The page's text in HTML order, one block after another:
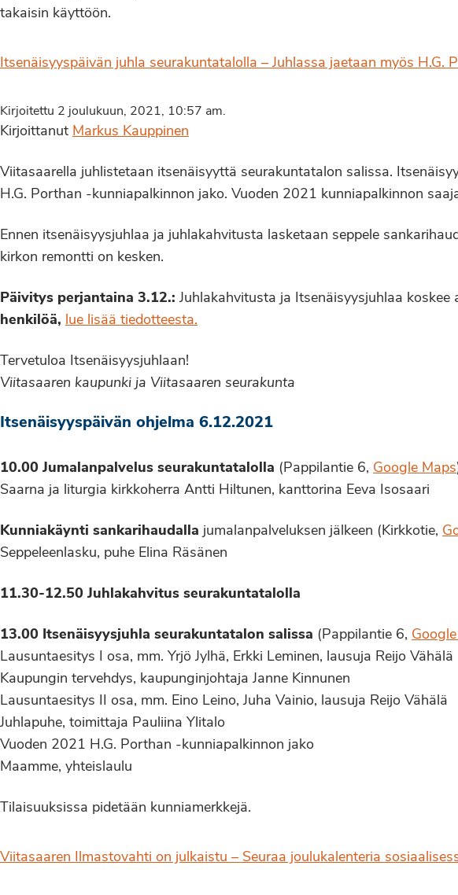
takaisin käyttöön.
Itsenäisyyspäivän juhla seurakuntatalolla – Juhlassa jaetaan myös H.G.
Kirjoitettu 2 joulukuun, 2021, 10:57 am.
Kirjoittanut Markus Kauppinen
Viitasaarella juhlistetaan itsenäisyyttä seurakuntatalon salissa.
H.G. Porthan -kunniapalkinnon jako. Vuoden 2021 kunniapalkinnon
Ennen itsenäisyysjuhlaa ja juhlakahvitusta lasketaan seppele
kirkon remontti on kesken.
Päivitys perjantaina 3.12.: Juhlakahvitusta ja Itsenäisyysjuhlaa
henkilöä, lue lisää tiedotteesta.
Tervetuloa Itsenäisyysjuhlaan!
Viitasaaren kaupunki ja Viitasaaren seurakunta
Itsenäisyyspäivän ohjelma 6.12.2021
10.00 Jumalanpalvelus seurakuntatalolla (Pappilantie 6, Google Maps
Saarna ja liturgia kirkkoherra Antti Hiltunen, kanttorina Eeva Isosaari
Kunniakäynti sankarihaudalla jumalanpalveluksen jälkeen (Kirkkotie,
Seppeleenlasku, puhe Elina Räsänen
11.30-12.50 Juhlakahvitus seurakuntatalolla
13.00 Itsenäisyysjuhla seurakuntatalon salissa (Pappilantie 6,
Lausuntaesitys I osa, mm. Yrjö Jylhä, Erkki Leminen, lausuja Reijo Vähälä
Kaupungin tervehdys, kaupunginjohtaja Janne Kinnunen
Lausuntaesitys II osa, mm. Eino Leino, Juha Vainio, lausuja Reijo Vähälä
Juhlapuhe, toimittaja Pauliina Ylitalo
Vuoden 2021 H.G. Porthan -kunniapalkinnon jako
Maamme, yhteislaulu
Tilaisuuksissa pidetään kunniamerkkejä.
Viitasaaren Ilmastovahti on julkaistu – Seuraa joulukalenteria